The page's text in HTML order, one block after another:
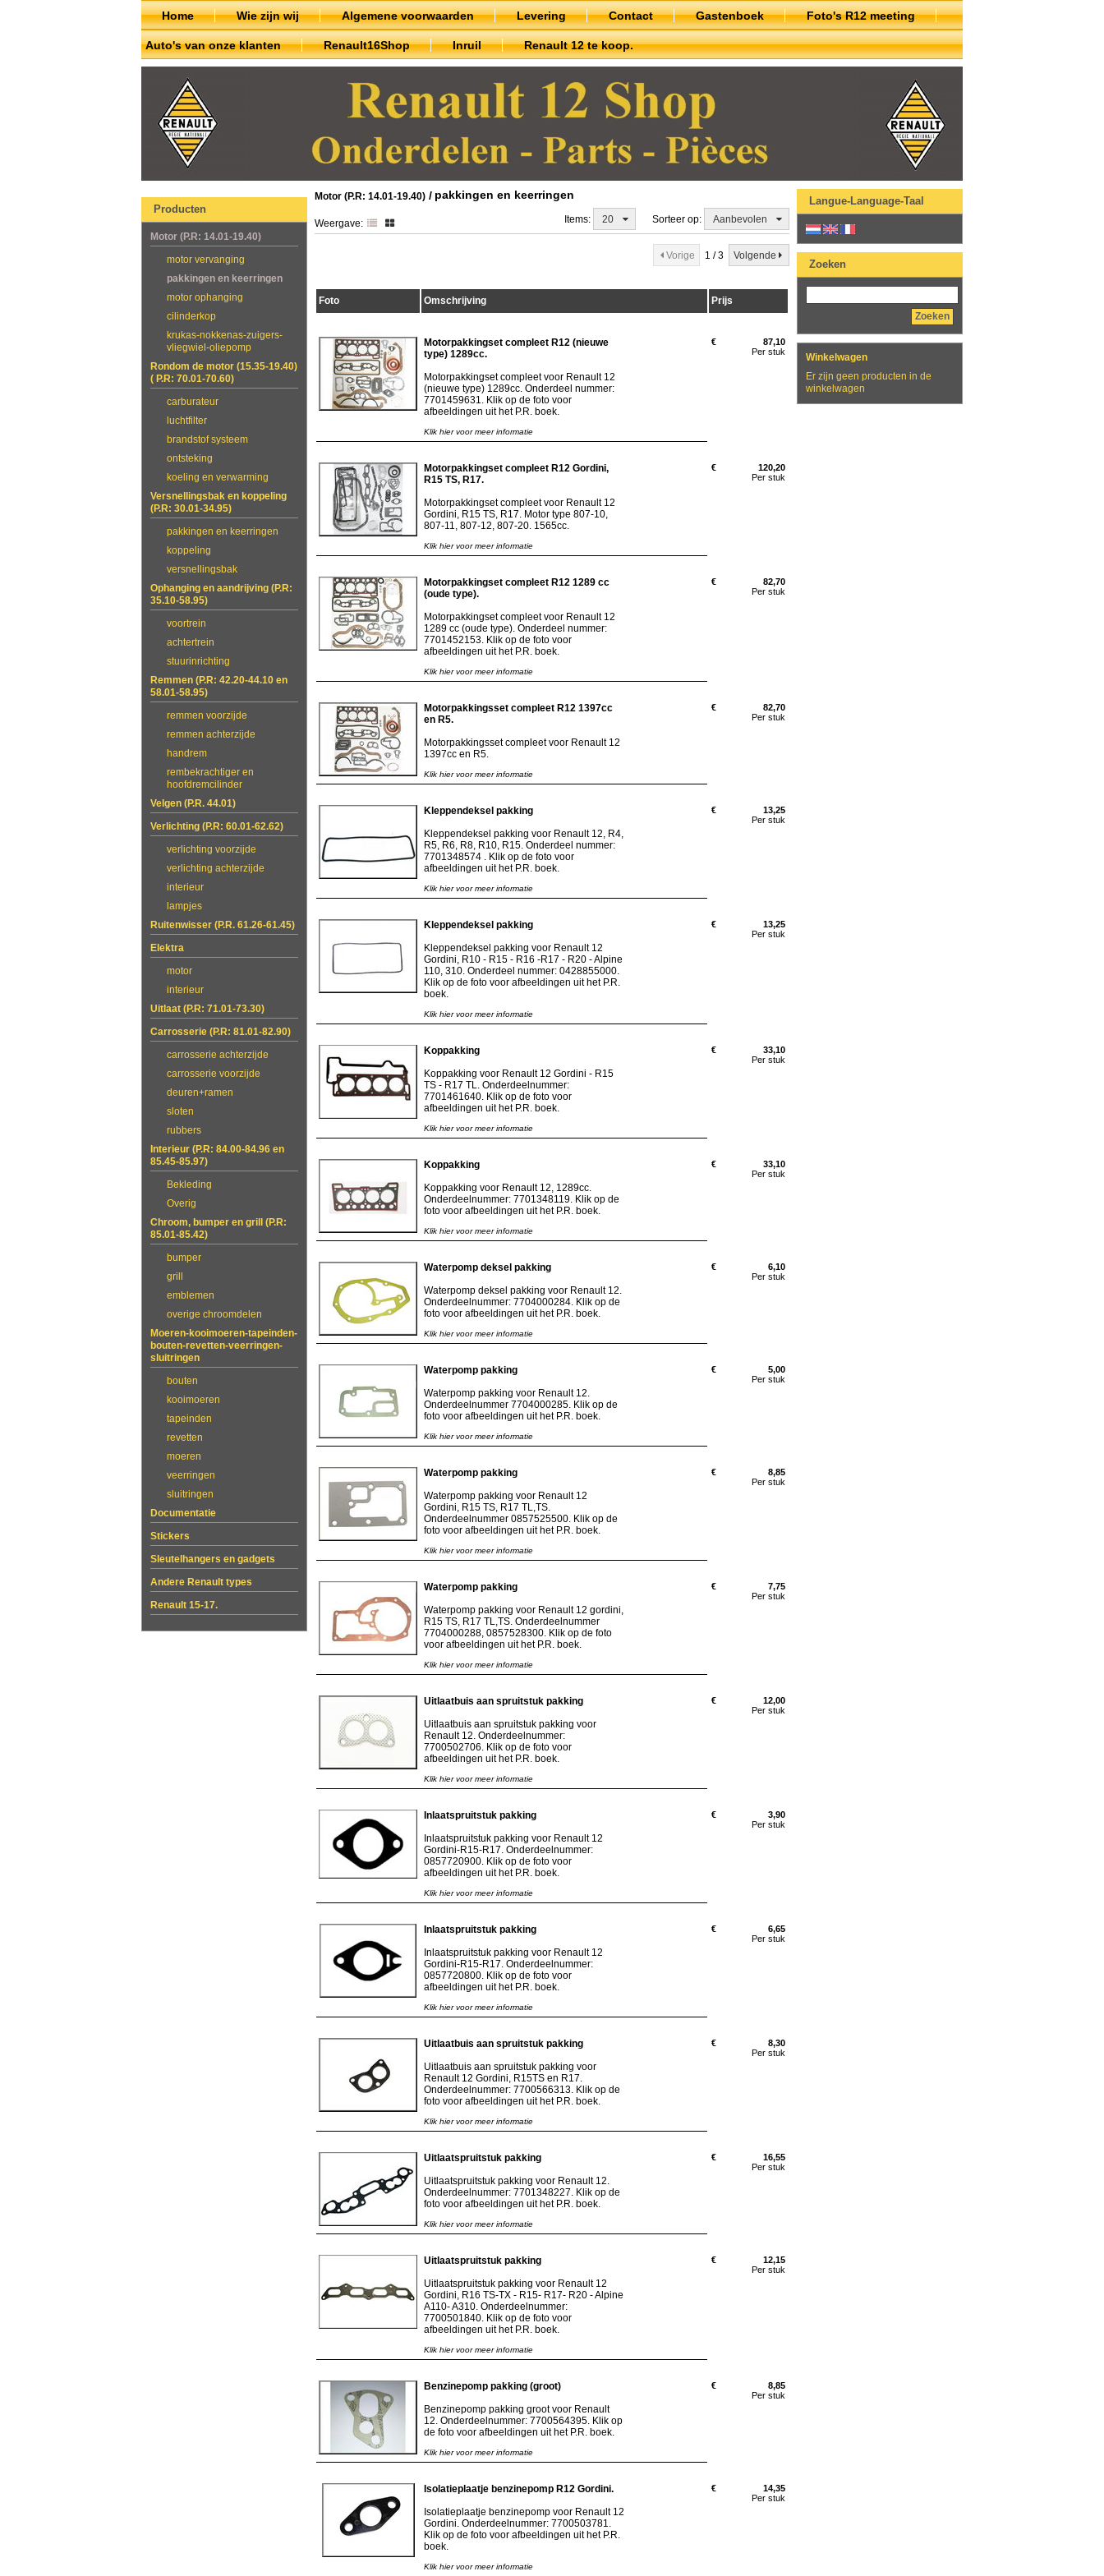
Home Wie zijn wij Algemene voorwaarden Levering Contact Gastenboek Foto's R12 meeting
Auto's van onze klanten Renault16Shop Inruil Renault 12 te koop.
Producten
Motor (P.R: 14.01-19.40)
motor vervanging
pakkingen en keerringen
motor ophanging
cilinderkop
krukas-nokkenas-zuigers-
vliegwiel-oliepomp
Rondom de motor (15.35-19.40)
( P.R: 70.01-70.60)
carburateur
luchtfilter
brandstof systeem
ontsteking
koeling en verwarming
Versnellingsbak en koppeling
(P.R: 30.01-34.95)
pakkingen en keerringen
koppeling
versnellingsbak
Ophanging en aandrijving (P.R:
35.10-58.95)
voortrein
achtertrein
stuurinrichting
Remmen (P.R: 42.20-44.10 en
58.01-58.95)
remmen voorzijde
remmen achterzijde
handrem
rembekrachtiger en
hoofdremcilinder
Velgen (P.R. 44.01)
Verlichting (P.R: 60.01-62.62)
verlichting voorzijde
verlichting achterzijde
interieur
lampjes
Ruitenwisser (P.R. 61.26-61.45)
Elektra
motor
interieur
Uitlaat (P.R: 71.01-73.30)
Carrosserie (P.R: 81.01-82.90)
carrosserie achterzijde
carrosserie voorzijde
deuren+ramen
sloten
rubbers
Interieur (P.R: 84.00-84.96 en
85.45-85.97)
Bekleding
Overig
Chroom, bumper en grill (P.R:
85.01-85.42)
bumper
grill
emblemen
overige chroomdelen
Moeren-kooimoeren-tapeinden-
bouten-revetten-veerringen-
sluitringen
bouten
kooimoeren
tapeinden
revetten
moeren
veerringen
sluitringen
Documentatie
Stickers
Sleutelhangers en gadgets
Andere Renault types
Renault 15-17.
Motor (P.R: 14.01-19.40) / pakkingen en keerringen
Sorteer op: Aanbevolen
Items: 20
Weergave:
Vorige 1 / 3 Volgende
Foto Omschrijving Prijs
Motorpakkingset compleet R12 (nieuwe
type) 1289cc.
Motorpakkingset compleet voor Renault 12
(nieuwe type) 1289cc. Onderdeel nummer:
7701459631. Klik op de foto voor
afbeeldingen uit het P.R. boek.
Klik hier voor meer informatie
€
87,10
Per stuk
Motorpakkingset compleet R12 Gordini,
R15 TS, R17.
Motorpakkingset compleet voor Renault 12
Gordini, R15 TS, R17. Motor type 807-10,
807-11, 807-12, 807-20. 1565cc.
Klik hier voor meer informatie
€
120,20
Per stuk
Motorpakkingset compleet R12 1289 cc
(oude type).
Motorpakkingset compleet voor Renault 12
1289 cc (oude type). Onderdeel nummer:
7701452153. Klik op de foto voor
afbeeldingen uit het P.R. boek.
Klik hier voor meer informatie
€
82,70
Per stuk
Motorpakkingsset compleet R12 1397cc
en R5.
Motorpakkingsset compleet voor Renault 12
1397cc en R5.
Klik hier voor meer informatie
€
82,70
Per stuk
Kleppendeksel pakking
Kleppendeksel pakking voor Renault 12, R4,
R5, R6, R8, R10, R15. Onderdeel nummer:
7701348574 . Klik op de foto voor
afbeeldingen uit het P.R. boek.
Klik hier voor meer informatie
€
13,25
Per stuk
Kleppendeksel pakking
Kleppendeksel pakking voor Renault 12
Gordini, R10 - R15 - R16 -R17 - R20 - Alpine
110, 310. Onderdeel nummer: 0428855000.
Klik op de foto voor afbeeldingen uit het P.R.
boek.
Klik hier voor meer informatie
€
13,25
Per stuk
Koppakking
Koppakking voor Renault 12 Gordini - R15
TS - R17 TL. Onderdeelnummer:
7701461640. Klik op de foto voor
afbeeldingen uit het P.R. boek.
Klik hier voor meer informatie
€
33,10
Per stuk
Koppakking
Koppakking voor Renault 12, 1289cc.
Onderdeelnummer: 7701348119. Klik op de
foto voor afbeeldingen uit het P.R. boek.
Klik hier voor meer informatie
€
33,10
Per stuk
Waterpomp deksel pakking
Waterpomp deksel pakking voor Renault 12.
Onderdeelnummer: 7704000284. Klik op de
foto voor afbeeldingen uit het P.R. boek.
Klik hier voor meer informatie
€
6,10
Per stuk
Waterpomp pakking
Waterpomp pakking voor Renault 12.
Onderdeelnummer 7704000285. Klik op de
foto voor afbeeldingen uit het P.R. boek.
Klik hier voor meer informatie
€
5,00
Per stuk
Waterpomp pakking
Waterpomp pakking voor Renault 12
Gordini, R15 TS, R17 TL,TS.
Onderdeelnummer 0857525500. Klik op de
foto voor afbeeldingen uit het P.R. boek.
Klik hier voor meer informatie
€
8,85
Per stuk
Waterpomp pakking
Waterpomp pakking voor Renault 12 gordini,
R15 TS, R17 TL,TS. Onderdeelnummer
7704000288, 0857528300. Klik op de foto
voor afbeeldingen uit het P.R. boek.
Klik hier voor meer informatie
€
7,75
Per stuk
Uitlaatbuis aan spruitstuk pakking
Uitlaatbuis aan spruitstuk pakking voor
Renault 12. Onderdeelnummer:
7700502706. Klik op de foto voor
afbeeldingen uit het P.R. boek.
Klik hier voor meer informatie
€
12,00
Per stuk
Inlaatspruitstuk pakking
Inlaatspruitstuk pakking voor Renault 12
Gordini-R15-R17. Onderdeelnummer:
0857720900. Klik op de foto voor
afbeeldingen uit het P.R. boek.
Klik hier voor meer informatie
€
3,90
Per stuk
Inlaatspruitstuk pakking
Inlaatspruitstuk pakking voor Renault 12
Gordini-R15-R17. Onderdeelnummer:
0857720800. Klik op de foto voor
afbeeldingen uit het P.R. boek.
Klik hier voor meer informatie
€
6,65
Per stuk
Uitlaatbuis aan spruitstuk pakking
Uitlaatbuis aan spruitstuk pakking voor
Renault 12 Gordini, R15TS en R17.
Onderdeelnummer: 7700566313. Klik op de
foto voor afbeeldingen uit het P.R. boek.
Klik hier voor meer informatie
€
8,30
Per stuk
Uitlaatspruitstuk pakking
Uitlaatspruitstuk pakking voor Renault 12.
Onderdeelnummer: 7701348227. Klik op de
foto voor afbeeldingen uit het P.R. boek.
Klik hier voor meer informatie
€
16,55
Per stuk
Uitlaatspruitstuk pakking
Uitlaatspruitstuk pakking voor Renault 12
Gordini, R16 TS-TX - R15- R17- R20 - Alpine
A110- A310. Onderdeelnummer:
7700501840. Klik op de foto voor
afbeeldingen uit het P.R. boek.
Klik hier voor meer informatie
€
12,15
Per stuk
Benzinepomp pakking (groot)
Benzinepomp pakking groot voor Renault
12. Onderdeelnummer: 7700564395. Klik op
de foto voor afbeeldingen uit het P.R. boek.
Klik hier voor meer informatie
€
8,85
Per stuk
Isolatieplaatje benzinepomp R12 Gordini.
Isolatieplaatje benzinepomp voor Renault 12
Gordini. Onderdeelnummer: 7700503781.
Klik op de foto voor afbeeldingen uit het P.R.
boek.
Klik hier voor meer informatie
€
14,35
Per stuk
Langue-Language-Taal
Zoeken
Zoeken
Winkelwagen
Er zijn geen producten in de
winkelwagen